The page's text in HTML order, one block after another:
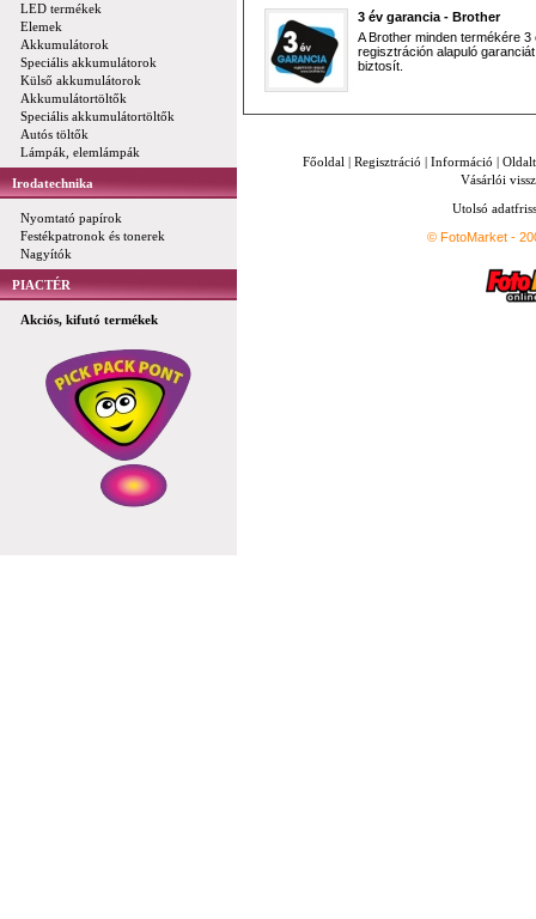
LED termékek
Elemek
Akkumulátorok
Speciális akkumulátorok
Külső akkumulátorok
Akkumulátortöltők
Speciális akkumulátortöltők
Autós töltők
Lámpák, elemlámpák
Irodatechnika
Nyomtató papírok
Festékpatronok és tonerek
Nagyítók
PIACTÉR
Akciós, kifutó termékek
3 év garancia - Brother
A Brother minden termékére 3
regisztráción alapuló garanciát
biztosít.
Főoldal | Regisztráció | Információ |
Vásárlói
Utolsó
© FotoMarket -